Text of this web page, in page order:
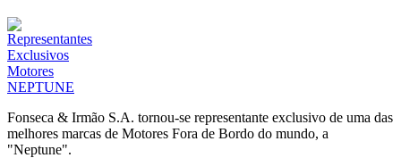
Fonseca & Irmão S.A. tornou-se representante exclusivo de uma das
melhores marcas de Motores Fora de Bordo do mundo, a
"Neptune".